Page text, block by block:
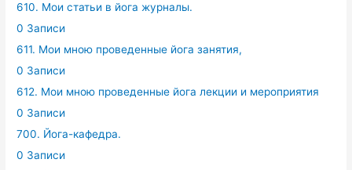
610. Мои статьи в йога журналы.
0 Записи
611. Мои мною проведенные йога занятия,
0 Записи
612. Мои мною проведенные йога лекции и мероприятия
0 Записи
700. Йога-кафедра.
0 Записи